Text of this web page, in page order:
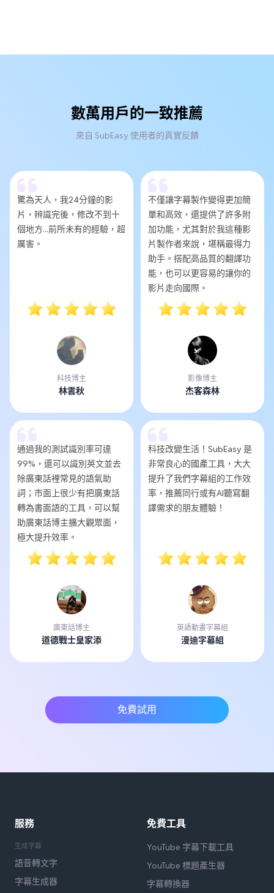
數萬用戶的一致推薦
來自 SubEasy 使用者的真實反饋
驚為天人，我24分鐘的影
片，辨識完後，修改不到十
個地方...前所未有的經驗，超
厲害。
科技博主
林雲秋
不僅讓字幕製作變得更加簡
單和高效，還提供了許多附
加功能，尤其對於我這種影
片製作者來說，堪稱最得力
助手。搭配高品質的翻譯功
能，也可以更容易的讓你的
影片走向國際。
影像博主
杰客森林
通過我的測試識別率可達
99%，還可以識別英文並去
除廣東話裡常見的語氣助
詞；市面上很少有把廣東話
轉為書面語的工具，可以幫
助廣東話博主擴大觀眾面，
極大提升效率。
廣東話博主
道德戰士皇家添
科技改變生活！SubEasy 是
非常良心的國產工具，大大
提升了我們字幕組的工作效
率，推薦同行或有AI聽寫翻
譯需求的朋友體驗！
英語動畫字幕組
漫迪字幕組
免費試用
服務
生成字幕
語音轉文字
字幕生成器
免費工具
YouTube 字幕下載工具
YouTube 標題產生器
字幕轉換器